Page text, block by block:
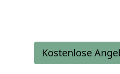
Kostenlose